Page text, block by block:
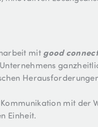
mit good
mit der
Einheit.